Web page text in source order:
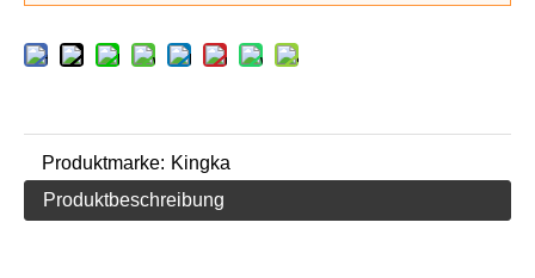
Produktmarke: Kingka
Produktbeschreibung